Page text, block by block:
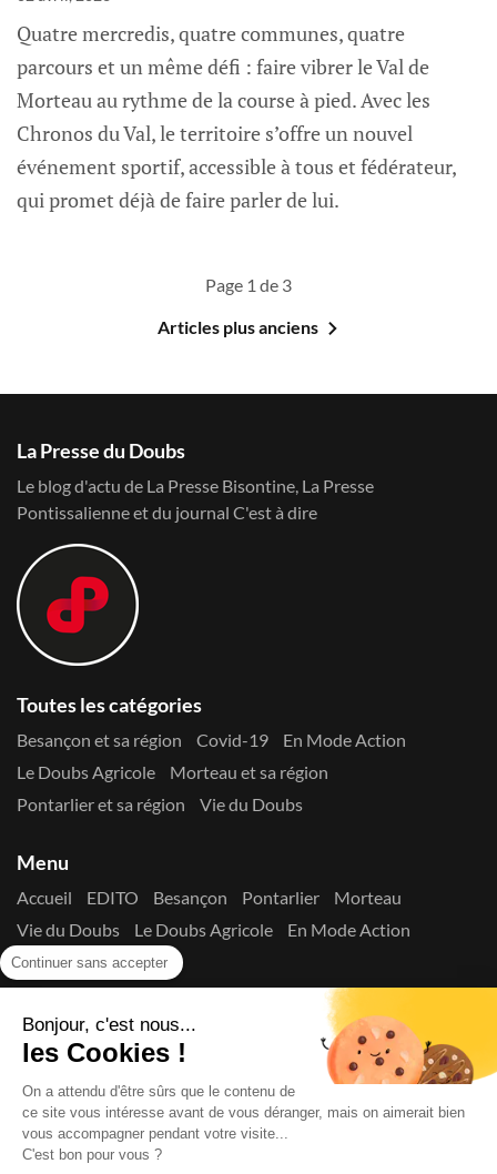
Continuer sans accepter
Bonjour, c'est nous...
les Cookies !
On a attendu d'être sûrs que le contenu de
ce site vous intéresse avant de vous déranger, mais on aimerait bien
vous accompagner pendant votre visite...
C'est bon pour vous ?
Quatre mercredis, quatre communes, quatre
parcours et un même défi : faire vibrer le Val de
Morteau au rythme de la course à pied. Avec les
Chronos du Val, le territoire s’offre un nouvel
événement sportif, accessible à tous et fédérateur,
qui promet déjà de faire parler de lui.
Page 1 de 3
Articles plus anciens
La Presse du Doubs
Le blog d'actu de La Presse Bisontine, La Presse
Pontissalienne et du journal C'est à dire
Toutes les catégories
Besançon et sa région Covid-19
En Mode Action
Le Doubs Agricole
Morteau et sa région
Pontarlier et sa région
Vie du Doubs
Menu
Accueil EDITO Besançon Pontarlier
Morteau
Vie du Doubs
Le Doubs Agricole
En Mode Action
Contactez-nous !
Suivez-nous sur les réseaux
Copyright © 2026 La Presse du Doubs